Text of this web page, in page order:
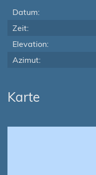
Datum:
Zeit:
Elevation:
Azimut:
Karte